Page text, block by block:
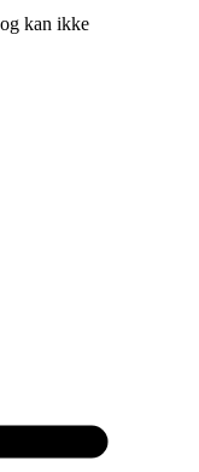
kan ikke